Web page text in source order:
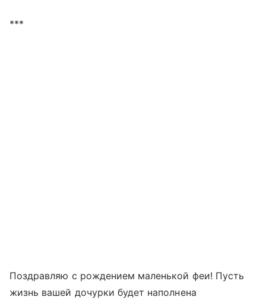
***
Поздравляю с рождением маленькой феи! Пусть
жизнь вашей дочурки будет наполнена